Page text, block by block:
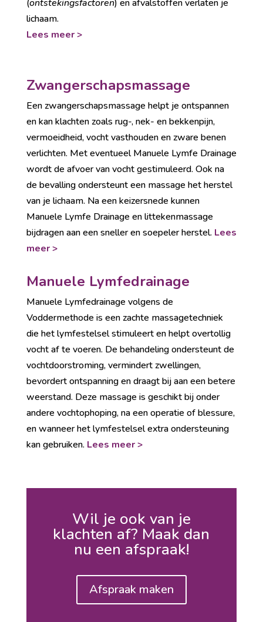
(ontstekingsfactoren) en afvalstoffen verlaten je
lichaam.
Lees meer >
Zwangerschapsmassage
Een zwangerschapsmassage helpt je ontspannen
en kan klachten zoals rug-, nek- en bekkenpijn,
vermoeidheid, vocht vasthouden en zware benen
verlichten. Met eventueel Manuele Lymfe Drainage
wordt de afvoer van vocht gestimuleerd. Ook na
de bevalling ondersteunt een massage het herstel
van je lichaam. Na een keizersnede kunnen
Manuele Lymfe Drainage en littekenmassage
bijdragen aan een sneller en soepeler herstel. Lees
meer >
Manuele Lymfedrainage
Manuele Lymfedrainage volgens de
Voddermethode is een zachte massagetechniek
die het lymfestelsel stimuleert en helpt overtollig
vocht af te voeren. De behandeling ondersteunt de
vochtdoorstroming, vermindert zwellingen,
bevordert ontspanning en draagt bij aan een betere
weerstand. Deze massage is geschikt bij onder
andere vochtophoping, na een operatie of blessure,
en wanneer het lymfestelsel extra ondersteuning
kan gebruiken. Lees meer >
Wil je ook van je
klachten af? Maak dan
nu een afspraak!
Afspraak maken